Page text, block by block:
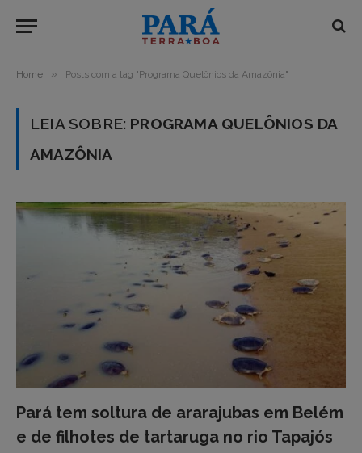
Home » Posts com a tag "Programa Quelônios da Amazônia"
LEIA SOBRE: PROGRAMA QUELÔNIOS DA
AMAZÔNIA
Pará tem soltura de ararajubas em Belém
e de filhotes de tartaruga no rio Tapajós